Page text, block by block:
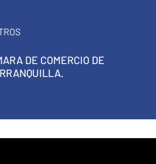
DE COMERCIO DE